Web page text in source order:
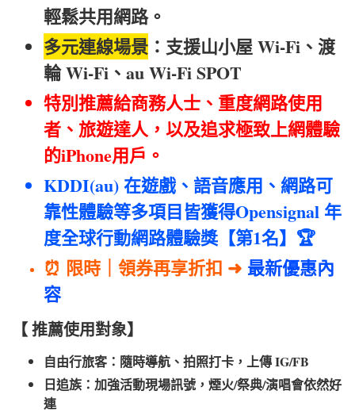
輕鬆共用網路。
多元連線場景 ：支援山小屋 Wi-Fi、渡
輪 Wi-Fi、au Wi-Fi SPOT
特別推薦給商務人士、重度網路使用
者、旅遊達人，以及追求極致上網體驗
的iPhone用戶。
KDDI(au) 在遊戲、語音應用、網路可
靠性體驗等多項目皆獲得Opensignal 年
度全球行動網路體驗獎【第1名】🏆
⏰ 限時｜領券再享折扣 ➜ 最新優惠內
容
【 推薦使用對象】
自由行旅客：隨時導航、拍照打卡，上傳 IG/FB
日追族：加強活動現場訊號，煙火/祭典/演唱會依然好
連